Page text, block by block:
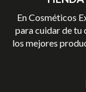
En Cosméticos
para cuidar de tu
los mejores